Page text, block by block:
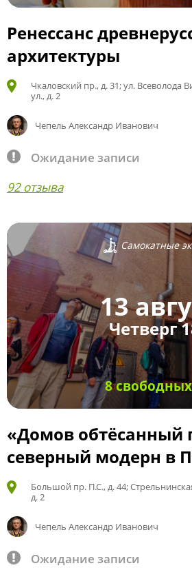
Ренессанс
архитектуры
Чкаловский пр., д. 31; ул. Всеволода
ул., д. 2
Чепель Александр Иванович
Ожидание записи
92 отзыва
Самокатные
13
Четверг
8
«Домов обтёсанный
северный модерн в
Большой пр. П.С., д. 44;
д. 2
Чепель Александр Иванович
Ожидание записи